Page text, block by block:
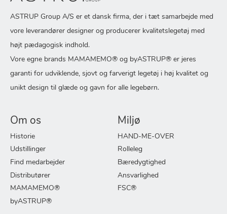
ASTRUP Group A/S er et dansk firma, der i tæt samarbejde med
vore leverandører designer og producerer kvalitetslegetøj med
højt pædagogisk indhold.
Vore egne brands MAMAMEMO® og byASTRUP® er jeres
garanti for udviklende, sjovt og farverigt legetøj i høj kvalitet og
unikt design til glæde og gavn for alle legebørn.
Om os
Historie
Udstillinger
Find medarbejder
Distributører
MAMAMEMO®
byASTRUP®
Miljø
HAND-ME-OVER
Rolleleg
Bæredygtighed
Ansvarlighed
FSC®